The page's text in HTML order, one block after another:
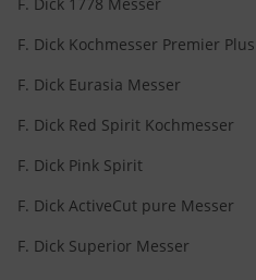
F. Dick Kochmesser Premier Plus
F. Dick Eurasia Messer
F. Dick Red Spirit Kochmesser
F. Dick Pink Spirit
F. Dick ActiveCut pure Messer
F. Dick Superior Messer